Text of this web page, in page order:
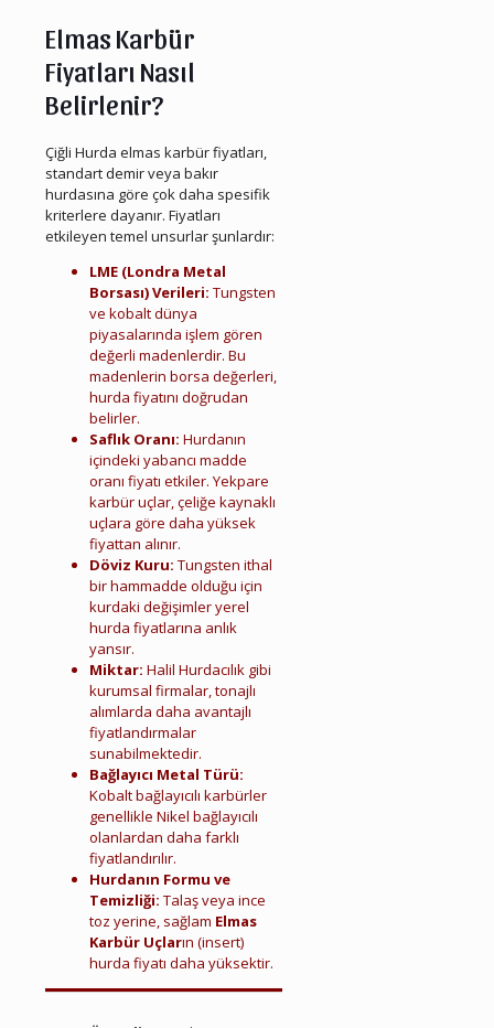
Elmas Karbür
Fiyatları Nasıl
Belirlenir?
Çiğli Hurda elmas karbür fiyatları,
standart demir veya bakır
hurdasına göre çok daha spesifik
kriterlere dayanır. Fiyatları
etkileyen temel unsurlar şunlardır:
LME (Londra Metal
Borsası) Verileri: Tungsten
ve kobalt dünya
piyasalarında işlem gören
değerli madenlerdir. Bu
madenlerin borsa değerleri,
hurda fiyatını doğrudan
belirler.
Saflık Oranı: Hurdanın
içindeki yabancı madde
oranı fiyatı etkiler. Yekpare
karbür uçlar, çeliğe kaynaklı
uçlara göre daha yüksek
fiyattan alınır.
Döviz Kuru: Tungsten ithal
bir hammadde olduğu için
kurdaki değişimler yerel
hurda fiyatlarına anlık
yansır.
Miktar: Halil Hurdacılık gibi
kurumsal firmalar, tonajlı
alımlarda daha avantajlı
fiyatlandırmalar
sunabilmektedir.
Bağlayıcı Metal Türü:
Kobalt bağlayıcılı karbürler
genellikle Nikel bağlayıcılı
olanlardan daha farklı
fiyatlandırılır.
Hurdanın Formu ve
Temizliği: Talaş veya ince
toz yerine, sağlam Elmas
Karbür Uçların (insert)
hurda fiyatı daha yüksektir.